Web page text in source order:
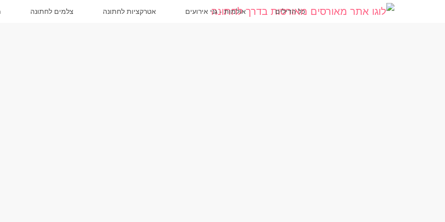
כל הדילים אולמות - גני אירועים אטרקציות לחתונה צלמים לחתונה